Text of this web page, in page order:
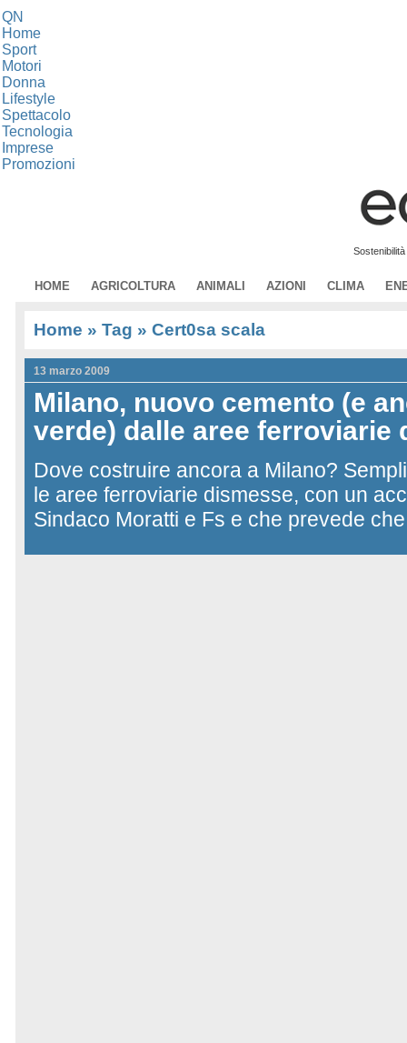
QN
Home
Sport
Motori
Donna
Lifestyle
Spettacolo
Tecnologia
Imprese
Promozioni
HOME AGRICOLTURA ANIMALI AZIONI CLIMA
Home » Tag » Cert0sa scala
13 marzo 2009
Milano, nuovo cemento (e
verde) dalle aree ferroviarie
Dove costruire ancora a Milano?
le aree ferroviarie dismesse, con un
Sindaco Moratti e Fs e che prevede